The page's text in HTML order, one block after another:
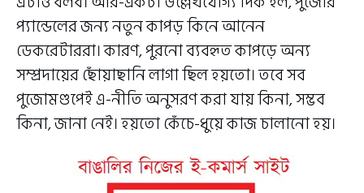
প্যান্ডেলের জন্য নতুন কাপড় কিনে আনেন
ডেকরেটাররা। কারণ, পুরনো ব্যবহৃত কাপড়ে অন্য
সম্প্রদায়ের ছোঁয়াছানি লাগা ছিল হয়তো। তবে সব
পুজোমণ্ডপেই এ-নীতি অনুসরণ করা যায় কিনা, সম্ভব
কিনা, জানা নেই। হয়তো কেঁচে-ধুয়ে কাজ চালানো হয়।